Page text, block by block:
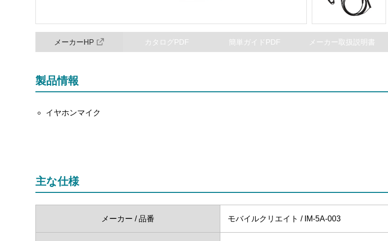
メーカーHP カタログPDF 簡単ガイドPDF メーカー取扱説明書
製品情報
イヤホンマイク
主な仕様
メーカー / 品番 モバイルクリエイト / IM-5A-003